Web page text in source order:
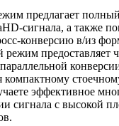
предлагает полный
сигнала, а также
конверсию в/из
режим предоставляет
компактному
эффективное
сигнала с высокой